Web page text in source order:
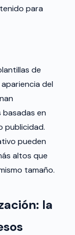
para
de
del
en
publicidad.
pueden
altos que
tamaño.
la